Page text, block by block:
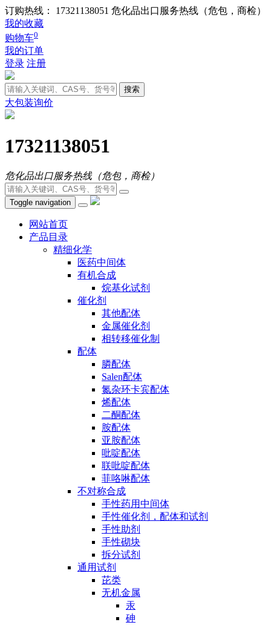
订购热线： 17321138051 危化品出口服务热线（危包，商检）
我的收藏
购物车0
我的订单
登录 注册
搜索
大包装询价
17321138051
危化品出口服务热线（危包，商检）
Toggle navigation
网站首页
产品目录
精细化学
医药中间体
有机合成
烷基化试剂
催化剂
其他配体
金属催化剂
相转移催化制
配体
膦配体
Salen配体
氮杂环卡宾配体
烯配体
二酮配体
胺配体
亚胺配体
吡啶配体
联吡啶配体
菲咯啉配体
不对称合成
手性药用中间体
手性催化剂，配体和试剂
手性助剂
手性砌块
拆分试剂
通用试剂
芘类
无机金属
汞
砷